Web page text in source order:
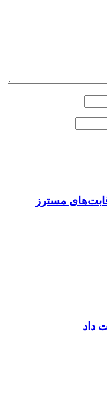
مسترز
داد